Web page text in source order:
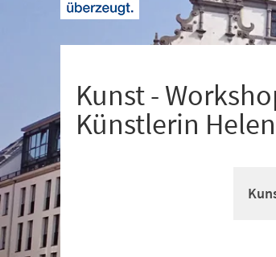
Kunst -
Künstlerin